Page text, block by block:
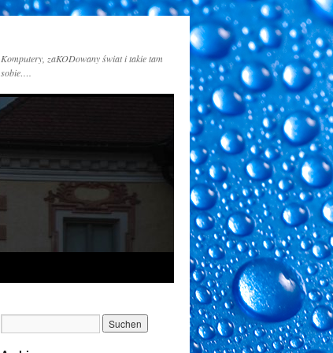
Komputery, zaKODowany świat i takie tam
sobie….